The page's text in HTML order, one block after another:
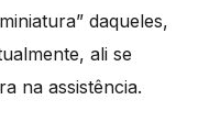
daqueles,
ali se
na assistência.